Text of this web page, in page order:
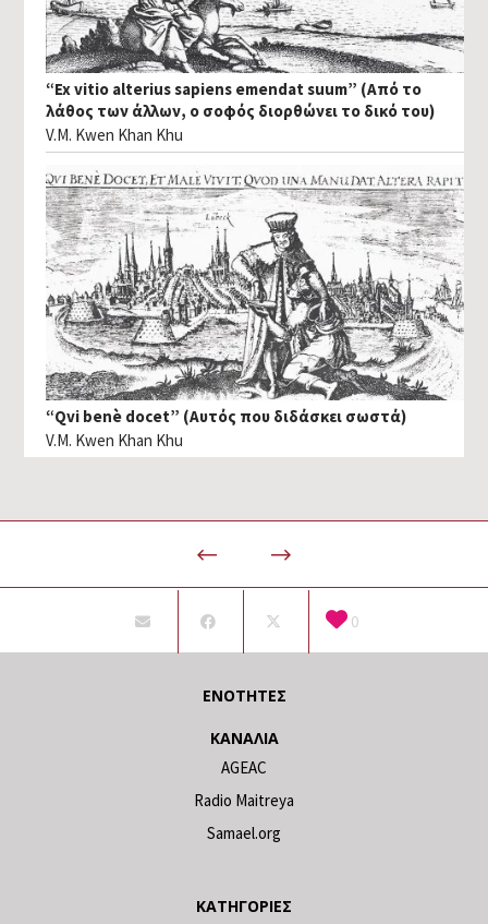
“Ex vitio alterius sapiens emendat suum” (Από το
λάθος των άλλων, ο σοφός διορθώνει το δικό του)
V.M. Kwen Khan Khu
“Qvi benè docet” (Αυτός που διδάσκει σωστά)
V.M. Kwen Khan Khu
0
ΕΝΌΤΗΤΕΣ
ΚΑΝΆΛΙΑ
AGEAC
Radio Maitreya
Samael.org
ΚΑΤΗΓΟΡΊΕΣ